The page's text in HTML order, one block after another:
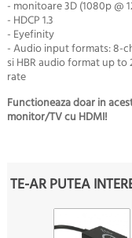
- monitoare 3D (1080p @
- HDCP 1.3
- Eyefinity
- Audio input formats: 8-
si HBR audioformat up to
rate
Functioneaza doar in
monitor/TV cu HDMI!
TE-AR PUTEA